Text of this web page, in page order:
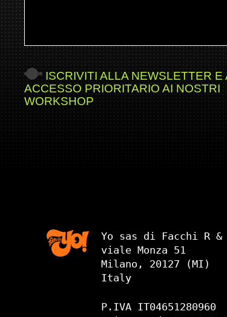
ISCRIVITI ALLA NEWSLETTER E
ACCESSO PRIORITARIO AI NOSTRI
WORKSHOP
Yo sas di Facchi R &
viale Monza 51
Milano, 20127 (MI)
Italy
P.IVA IT04651280960